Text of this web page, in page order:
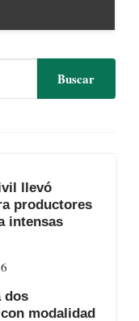
llevó
productores
intensas
dos
modalidad